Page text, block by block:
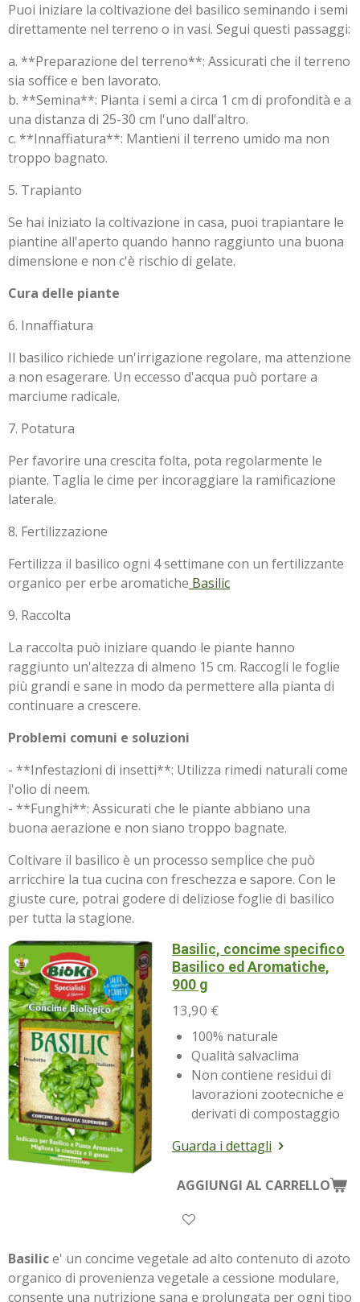
Puoi iniziare la coltivazione del basilico seminando i semi
direttamente nel terreno o in vasi. Segui questi passaggi:
a. **Preparazione del terreno**: Assicurati che il terreno
sia soffice e ben lavorato.
b. **Semina**: Pianta i semi a circa 1 cm di profondità e a
una distanza di 25-30 cm l'uno dall'altro.
c. **Innaffiatura**: Mantieni il terreno umido ma non
troppo bagnato.
5. Trapianto
Se hai iniziato la coltivazione in casa, puoi trapiantare le
piantine all'aperto quando hanno raggiunto una buona
dimensione e non c'è rischio di gelate.
Cura delle piante
6. Innaffiatura
Il basilico richiede un'irrigazione regolare, ma attenzione
a non esagerare. Un eccesso d'acqua può portare a
marciume radicale.
7. Potatura
Per favorire una crescita folta, pota regolarmente le
piante. Taglia le cime per incoraggiare la ramificazione
laterale.
8. Fertilizzazione
Fertilizza il basilico ogni 4 settimane con un fertilizzante
organico per erbe aromatiche Basilic
9. Raccolta
La raccolta può iniziare quando le piante hanno
raggiunto un'altezza di almeno 15 cm. Raccogli le foglie
più grandi e sane in modo da permettere alla pianta di
continuare a crescere.
Problemi comuni e soluzioni
- **Infestazioni di insetti**: Utilizza rimedi naturali come
l'olio di neem.
- **Funghi**: Assicurati che le piante abbiano una
buona aerazione e non siano troppo bagnate.
Coltivare il basilico è un processo semplice che può
arricchire la tua cucina con freschezza e sapore. Con le
giuste cure, potrai godere di deliziose foglie di basilico
per tutta la stagione.
Basilic, concime specifico
Basilico ed Aromatiche,
900 g
13,90 €
100% naturale
Qualità salvaclima
Non contiene residui di
lavorazioni zootecniche e
derivati di compostaggio
Guarda i dettagli
AGGIUNGI AL CARRELLO
Basilice' un concime vegetale ad alto contenuto di azoto
organico di provenienza vegetale a cessione modulare,
consente una nutrizione sana e prolungata per ogni tipo